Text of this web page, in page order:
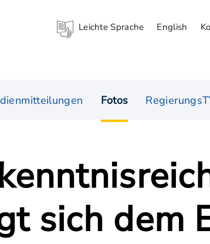
Leichte Sprache English
Fotos
sich dem